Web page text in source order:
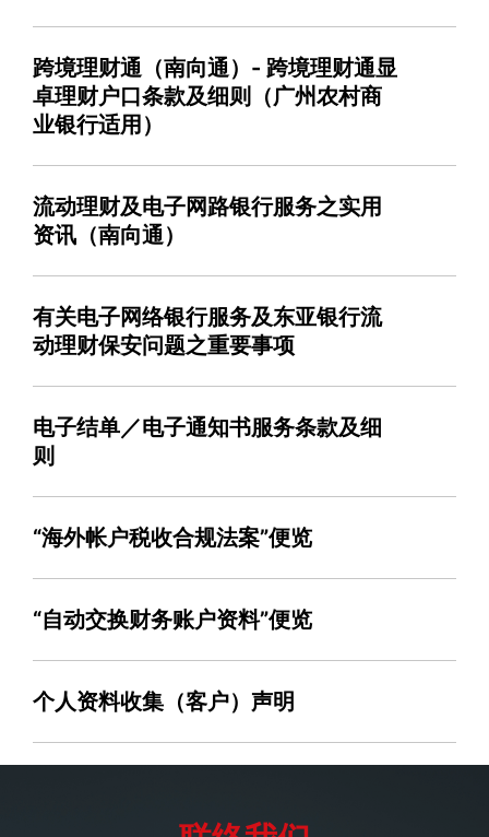
跨境理财通（南向通）- 跨境理财通显
卓理财户口条款及细则（广州农村商
业银行适用）
流动理财及电子网路银行服务之实用
资讯（南向通）
有关电子网络银行服务及东亚银行流
动理财保安问题之重要事项
电子结单／电子通知书服务条款及细
则
“海外帐户税收合规法案”便览
“自动交换财务账户资料”便览
个人资料收集（客户）声明